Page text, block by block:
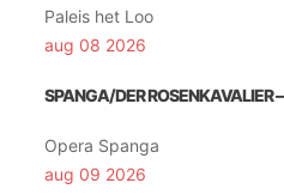
Paleis het Loo
aug 08 2026
SPANGA/DER ROSENKAVALIER
Opera Spanga
aug 09 2026